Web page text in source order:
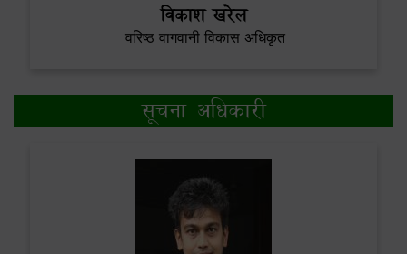
विकाश खरेल
वरिष्ठ वागवानी विकास अधिकृत
सूचना अधिकारी